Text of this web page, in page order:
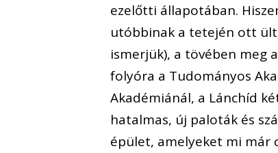
ezelőtti állapotában.
utóbbinak a tetején ott
ismerjük), a tövében meg
folyóra a Tudományos
Akadémiánál, a Lánchíd
hatalmas, új paloták és
épület, amelyeket mi már